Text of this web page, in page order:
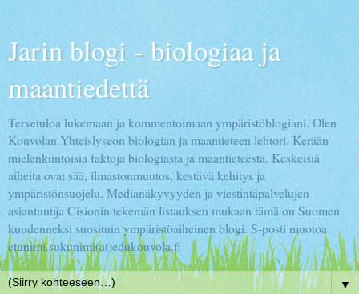
Jarin blogi - biologiaa ja
maantiedettä
Tervetuloa lukemaan ja kommentoimaan ympäristöblogiani. Olen
Kouvolan Yhteislyseon biologian ja maantieteen lehtori. Kerään
mielenkiintoisia faktoja biologiasta ja maantieteestä. Keskeisiä
aiheita ovat sää, ilmastonmuutos, kestävä kehitys ja
ympäristönsuojelu. Medianäkyvyyden ja viestintäpalvelujen
asiantuntija Cisionin tekemän listauksen mukaan tämä on Suomen
kuudenneksi suosituin ympäristöaiheinen blogi. S-posti muotoa
etunimi.sukunimi(at)edukouvola.fi
▼